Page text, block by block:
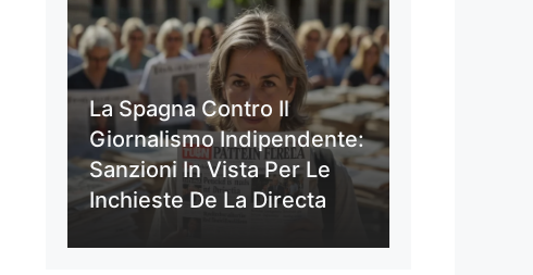
La Spagna Contro Il
Giornalismo Indipendente:
Sanzioni In Vista Per Le
Inchieste De La Directa